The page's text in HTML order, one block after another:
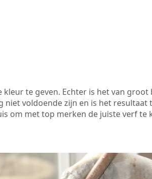
te geven. Echter is het van
voldoende zijn en is het resultaat
om met top merken de juiste verf te